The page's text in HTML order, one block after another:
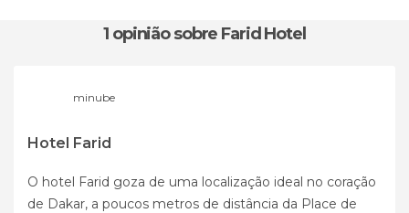
1 opiniãosobre Farid Hotel
minube
Hotel Farid
O hotel Farid goza de uma localização ideal no coração
de Dakar, a poucos metros de distância da Place de